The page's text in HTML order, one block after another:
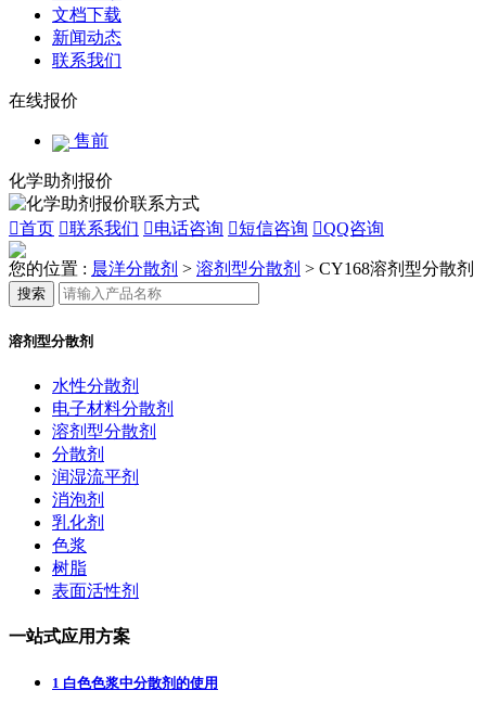
文档下载
新闻动态
联系我们
在线报价
售前
化学助剂报价
首页 联系我们 电话咨询 短信咨询 QQ咨询
您的位置 : 晨洋分散剂 > 溶剂型分散剂 > CY168溶剂型分散剂
搜索
溶剂型分散剂
水性分散剂
电子材料分散剂
溶剂型分散剂
分散剂
润湿流平剂
消泡剂
乳化剂
色浆
树脂
表面活性剂
一站式应用方案
1 白色色浆中分散剂的使用